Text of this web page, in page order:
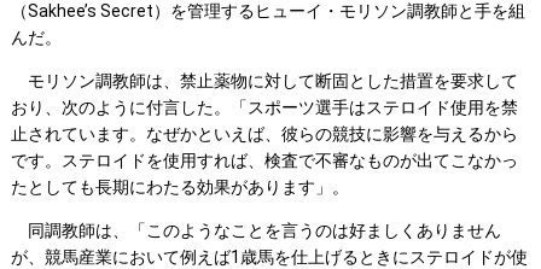
（Sakhee’s Secret）を管理するヒューイ・モリソン調教師と手を組
んだ。
モリソン調教師は、禁止薬物に対して断固とした措置を要求して
おり、次のように付言した。「スポーツ選手はステロイド使用を禁
止されています。なぜかといえば、彼らの競技に影響を与えるから
です。ステロイドを使用すれば、検査で不審なものが出てこなかっ
たとしても長期にわたる効果があります」。
同調教師は、「このようなことを言うのは好ましくありません
が、競馬産業において例えば1歳馬を仕上げるときにステロイドが使